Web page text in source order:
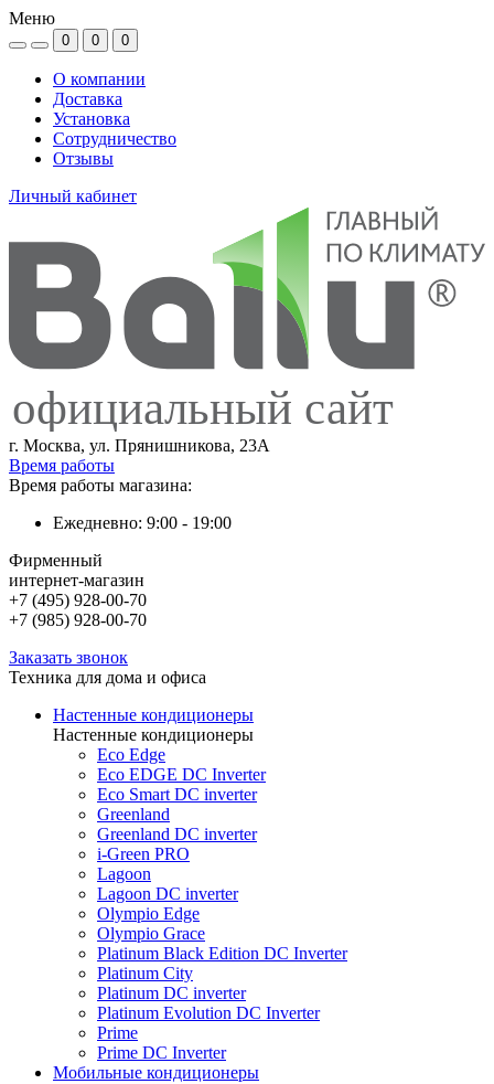
Меню
0 0 0
О компании
Доставка
Установка
Сотрудничество
Отзывы
Личный кабинет
официальный сайт
г. Москва, ул. Прянишникова, 23А
Время работы
Время работы магазина:
Ежедневно: 9:00 - 19:00
Фирменный
интернет-магазин
+7 (495) 928-00-70
+7 (985) 928-00-70
Заказать звонок
Техника для дома и офиса
Настенные кондиционеры
Настенные кондиционеры
Eco Edge
Eco EDGE DC Inverter
Eco Smart DC inverter
Greenland
Greenland DC inverter
i-Green PRO
Lagoon
Lagoon DC inverter
Olympio Edge
Olympio Grace
Platinum Black Edition DC Inverter
Platinum City
Platinum DC inverter
Platinum Evolution DC Inverter
Prime
Prime DC Inverter
Мобильные кондиционеры